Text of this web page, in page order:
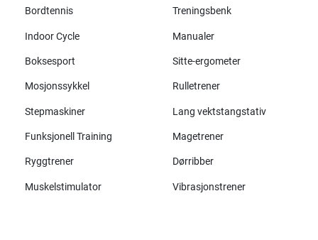
Bordtennis Treningsbenk
Indoor Cycle Manualer
Boksesport Sitte-ergometer
Mosjonssykkel Rulletrener
Stepmaskiner Lang vektstangstativ
Funksjonell Training Magetrener
Ryggtrener Dørribber
Muskelstimulator Vibrasjonstrener